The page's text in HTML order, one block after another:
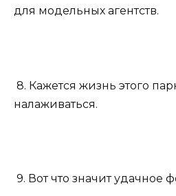
для модельных агентств.
8. Кажется жизнь этого
налаживаться.
9. Вот что значит удачное